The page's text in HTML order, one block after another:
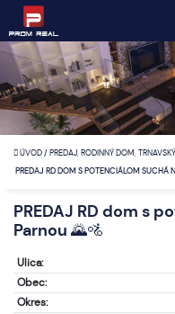
ÚVOD/PREDAJ, RODINNÝ DOM,
PREDAJ RD DOM S POTENCIÁLOM SUCHÁ
PREDAJ RD dom s
Parnou 🌄🚵
Ulica:
Obec:
Okres: